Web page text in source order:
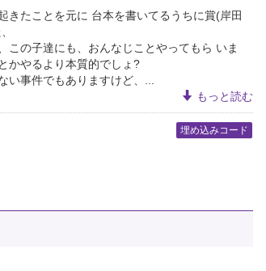
きたことを元に 台本を書いてるうちに賞(岸田
この子達にも、おんなじことやってもら いま
かやるより本質的でしょ?
い事件でもありますけど、...
もっと読む
埋め込みコード